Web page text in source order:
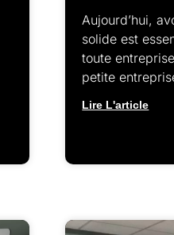
Aujourd’hui,
solide est
toute
petite
Lire L'article